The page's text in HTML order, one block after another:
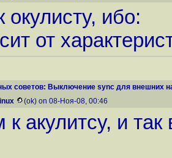
окулисту, ибо:
от
советов: Выключение sync для внешних
(ok) on 08-Ноя-08, 00:46
к акулитсу, и